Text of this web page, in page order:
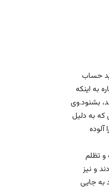
حساب
به اینکه
بشنود.وی
که به دلیل
و تظلم
و نیز
به جایی